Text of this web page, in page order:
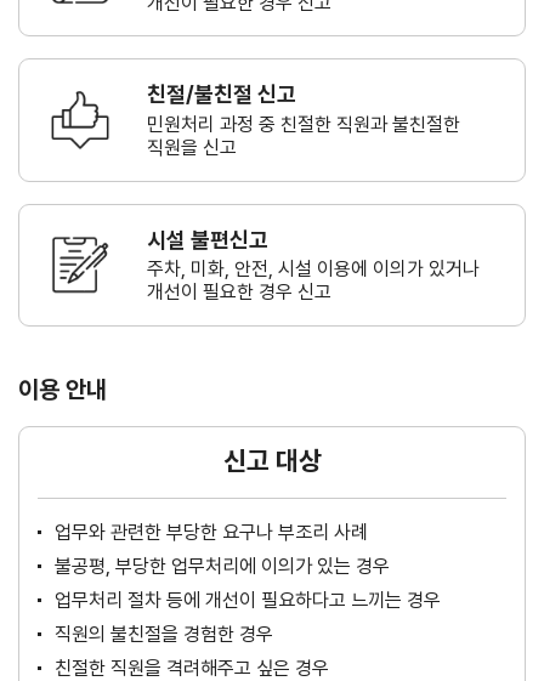
친절/불친절 신고
민원처리 과정 중 친절한 직원과불친절한
직원을 신고
시설 불편신고
주차, 미화, 안전, 시설 이용에 이의가 있거나
개선이 필요한 경우 신고
이용 안내
신고 대상
업무와 관련한 부당한 요구나 부조리 사례
불공평, 부당한 업무처리에 이의가 있는 경우
업무처리 절차 등에 개선이 필요하다고 느끼는 경우
직원의 불친절을 경험한 경우
친절한 직원을 격려해주고 싶은 경우